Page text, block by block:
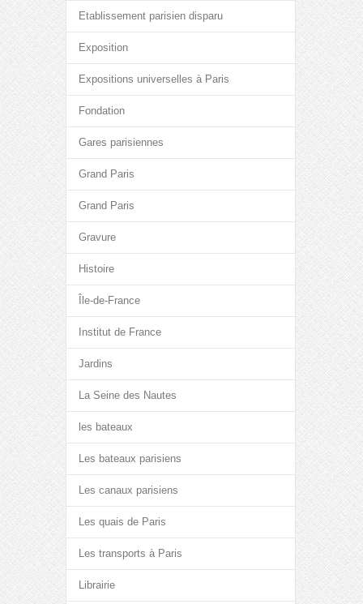
Etablissement parisien disparu
Exposition
Expositions universelles à Paris
Fondation
Gares parisiennes
Grand Paris
Grand Paris
Gravure
Histoire
Île-de-France
Institut de France
Jardins
La Seine des Nautes
les bateaux
Les bateaux parisiens
Les canaux parisiens
Les quais de Paris
Les transports à Paris
Librairie